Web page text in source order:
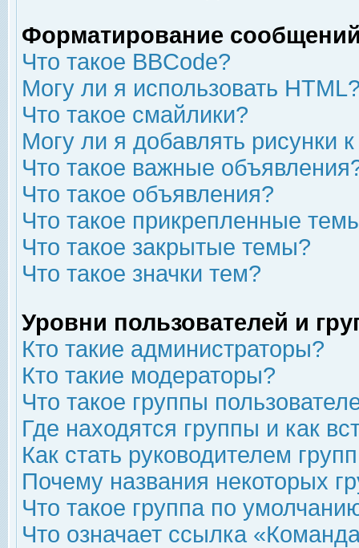
Форматирование
Что такое BBCode?
Могу ли я использовать
Что такое смайлики?
Могу ли я добавлять рисунки
Что такое важные
Что такое объявления?
Что такое прикрепленные
Что такое закрытые темы?
Что такое значки тем?
Уровни пользователей и
Кто такие администраторы?
Кто такие модераторы?
Что такое группы
Где находятся группы и как
Как стать руководителем
Почему названия некоторых
Что такое группа по
Что означает ссылка